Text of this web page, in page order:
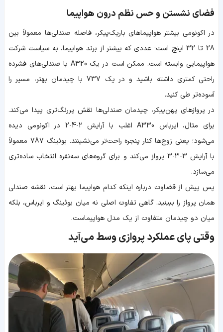
فضای نشستن و حس نظم درون هواپیما
در اکونومی بیشتر هواپیماهای باریک‌پیکر، فاصله صندلی‌ها معمولاً بین
28 تا 32 اینچ است؛ عددی که بیشتر از برند هواپیما، به سیاست شرکت
هواپیمایی وابسته است. ممکن است در یک A320 با صندلی‌های فشرده
راحتی کمتری داشته باشید و در یک 737 با چیدمان بهتر، مسیر را
آسوده‌تر طی کنید.
در پروازهای پهن‌پیکر، چیدمان صندلی‌ها نقش پررنگ‌تری پیدا می‌کند.
برای مثال، ایرباس A330 اغلب با آرایش 2-4-2 در اکونومی دیده
می‌شود؛ یعنی زوج‌ها کنار پنجره راحت‌تر می‌نشینند. بوئینگ 787 معمولاً
با آرایش 3-3-3 پرواز می‌کند و برای گروه‌های سه‌نفره انتخاب ساده‌تری
می‌سازد.
پس پیش از قضاوت درباره اینکه کدام هواپیما بهتر است، نقشه صندلی
همان پرواز را ببینید. گاهی تفاوت اصلی نه میان بوئینگ و ایرباس، بلکه
میان دو چیدمان متفاوت از یک مدل هواپیماست.
وقتی پای عملکرد پروازی وسط می‌آید